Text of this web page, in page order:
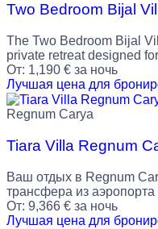
Two Bedroom Bijal
The Two Bedroom Bijal
private retreat designed
От: 1,190 € за ночь
Лучшая цена для
Regnum Carya
Tiara Villa Regnum
Ваш отдых в Regnum
трансфера из аэропорта
От: 9,366 € за ночь
Лучшая цена для